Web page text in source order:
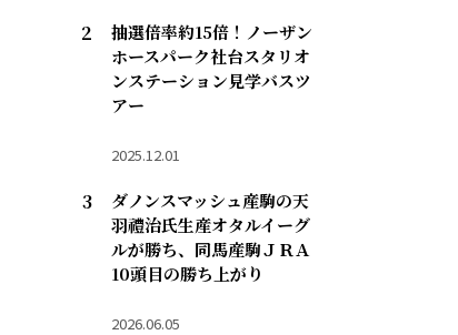
抽選倍率約15倍！ノーザン
ホースパーク社台スタリオ
ンステーション見学バスツ
アー
2025.12.01
ダノンスマッシュ産駒の天
羽禮治氏生産オタルイーグ
ルが勝ち、同馬産駒ＪＲＡ
10頭目の勝ち上がり
2026.06.05